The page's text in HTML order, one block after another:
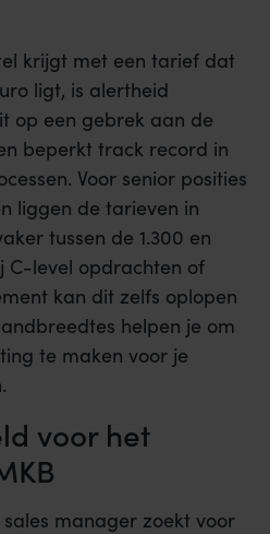
krijgt met een tarief dat
ligt, is alertheid
op een gebrek aan de
beperkt track record in
Voor senior posities
liggen de tarieven in
tussen de 1.300 en
C-level opdrachten of
kan dit zelfs oplopen
helpen je om
te maken voor je
voor het
manager zoekt voor